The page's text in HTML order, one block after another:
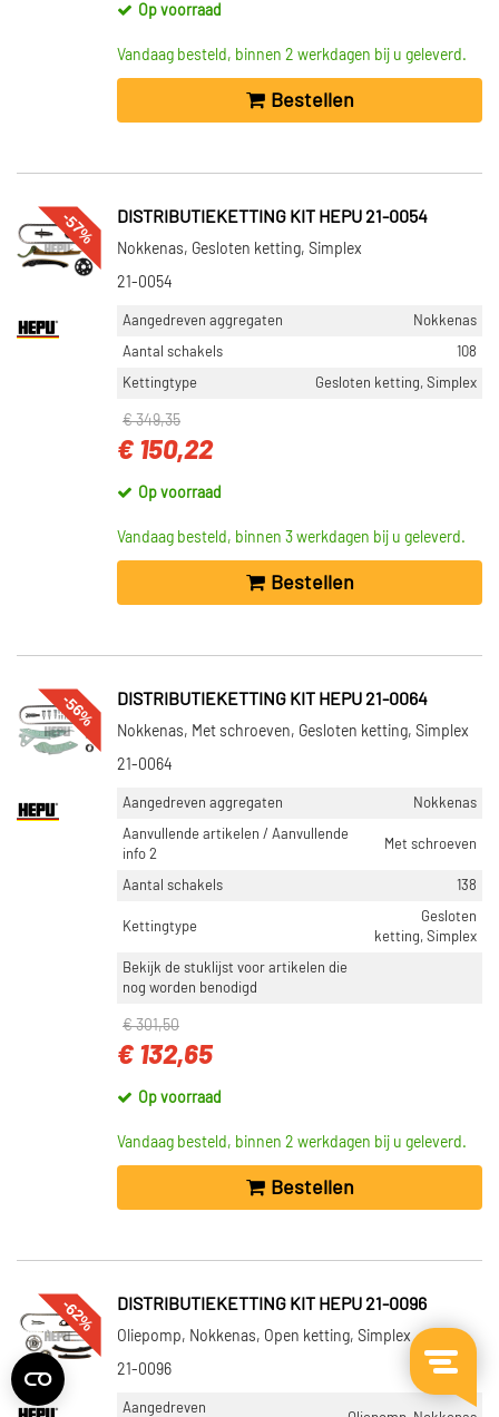
Op voorraad
Vandaag besteld, binnen 2 werkdagen bij u geleverd.
Bestellen
-57% DISTRIBUTIEKETTING KIT HEPU 21-0054
Nokkenas, Gesloten ketting, Simplex
21-0054
Aangedreven aggregaten
Nokkenas
Aantal schakels
108
Kettingtype
Gesloten ketting, Simplex
€ 349,35
€ 150,22
Op voorraad
Vandaag besteld, binnen 3 werkdagen bij u geleverd.
Bestellen
-56% DISTRIBUTIEKETTING KIT HEPU 21-0064
Nokkenas, Met schroeven, Gesloten ketting, Simplex
21-0064
Aangedreven aggregaten
Nokkenas
Aanvullende artikelen / Aanvullende
info 2
Met schroeven
Aantal schakels 138
Kettingtype
Gesloten
ketting, Simplex
Bekijk de stuklijst voor artikelen die
nog worden benodigd
€ 301,50
€ 132,65
Op voorraad
Vandaag besteld, binnen 2 werkdagen bij u geleverd.
Bestellen
-62% DISTRIBUTIEKETTING KIT HEPU 21-0096
Oliepomp, Nokkenas, Open ketting, Simplex
21-0096
Aangedreven